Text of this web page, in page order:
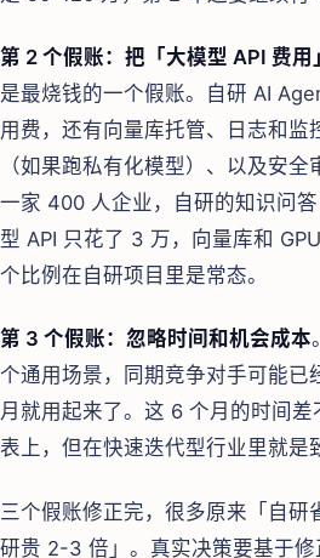
第 2 个假账：把「大模型 API 费
是最烧钱的一个假账。自研 AI
用费，还有向量库托管、日志和监
（如果跑私有化模型）、以及安
一家 400 人企业，自研的知识问
型 API 只花了 3 万，向量库和
个比例在自研项目里是常态。
第 3 个假账：忽略时间和机会成本
个通用场景，同期竞争对手可能已
月就用起来了。这 6 个月的时间差
表上，但在快速迭代型行业里就是
三个假账修正完，很多原来「自研
研贵 2-3 倍」。真实决策要基于修